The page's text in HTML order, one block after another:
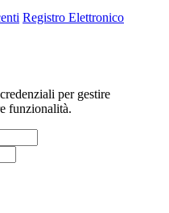
Registro Elettronico
per gestire
funzionalità.